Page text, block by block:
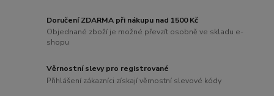
Doručení ZDARMA při nákupu nad 1500 Kč
Objednané zboží je možné převzít osobně ve skladu e-
shopu
Věrnostní slevy pro registrované
Přihlášení zákazníci získají věrnostní slevové kódy